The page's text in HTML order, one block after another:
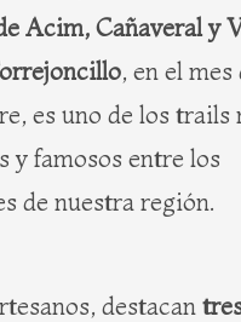
Acim, Cañaveral y
, en el mes
es uno de los trails
y famosos entre los
de nuestra región.
destacan